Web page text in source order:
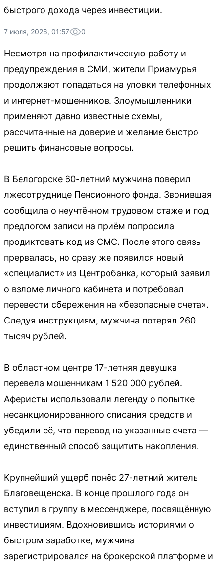
быстрого дохода через инвестиции.
7 июля, 2026, 01:57 0
Несмотря на профилактическую работу и
предупреждения в СМИ, жители Приамурья
продолжают попадаться на уловки телефонных
и интернет-мошенников. Злоумышленники
применяют давно известные схемы,
рассчитанные на доверие и желание быстро
решить финансовые вопросы.
В Белогорске 60-летний мужчина поверил
лжесотруднице Пенсионного фонда. Звонившая
сообщила о неучтённом трудовом стаже и под
предлогом записи на приём попросила
продиктовать код из СМС. После этого связь
прервалась, но сразу же появился новый
«специалист» из Центробанка, который заявил
о взломе личного кабинета и потребовал
перевести сбережения на «безопасные счета».
Следуя инструкциям, мужчина потерял 260
тысяч рублей.
В областном центре 17-летняя девушка
перевела мошенникам 1 520 000 рублей.
Аферисты использовали легенду о попытке
несанкционированного списания средств и
убедили её, что перевод на указанные счета —
единственный способ защитить накопления.
Крупнейший ущерб понёс 27-летний житель
Благовещенска. В конце прошлого года он
вступил в группу в мессенджере, посвящённую
инвестициям. Вдохновившись историями о
быстром заработке, мужчина
зарегистрировался на брокерской платформе и